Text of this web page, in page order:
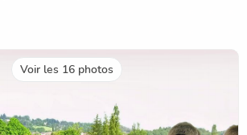
Voir les 16 photos